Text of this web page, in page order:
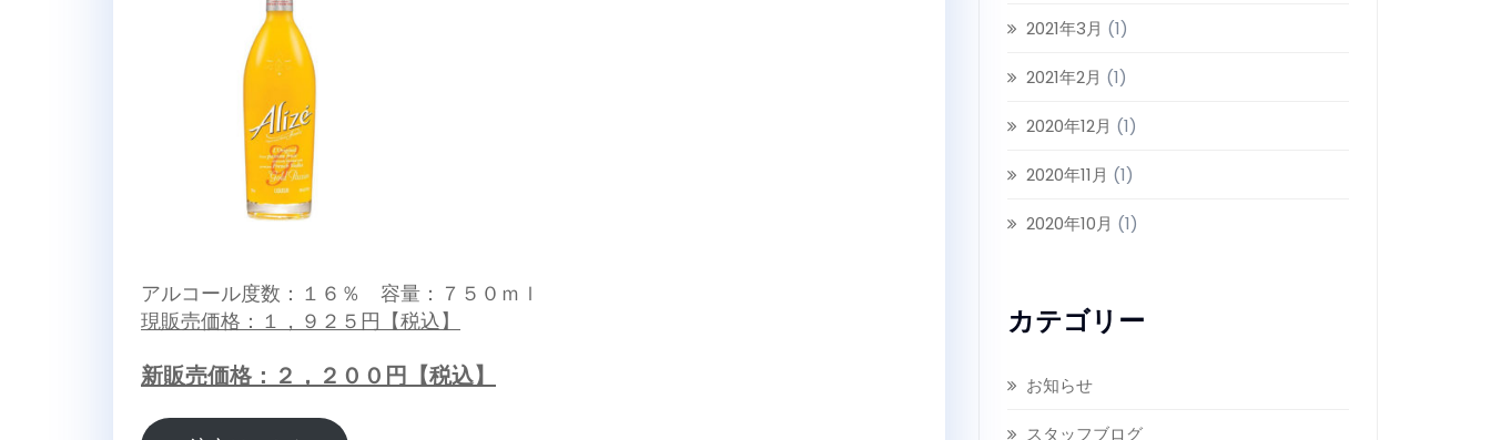
アルコール度数：１６％ 容量：７５０ｍｌ
現販売価格：１，９２５円【税込】
新販売価格：２，２００円【税込】
2021年3月 (1)
2021年2月 (1)
2020年12月 (1)
2020年11月 (1)
2020年10月 (1)
カテゴリー
お知らせ
スタッフブログ